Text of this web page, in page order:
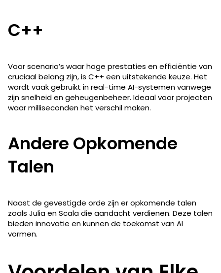
C++
Voor scenario’s waar hoge prestaties en efficiëntie van
cruciaal belang zijn, is C++ een uitstekende keuze. Het
wordt vaak gebruikt in real-time AI-systemen vanwege
zijn snelheid en geheugenbeheer. Ideaal voor projecten
waar milliseconden het verschil maken.
Andere Opkomende
Talen
Naast de gevestigde orde zijn er opkomende talen
zoals Julia en Scala die aandacht verdienen. Deze talen
bieden innovatie en kunnen de toekomst van AI
vormen.